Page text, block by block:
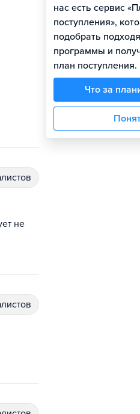
не
нас есть сервис
поступления»,
подобрать
программы и
план поступления.
Что за